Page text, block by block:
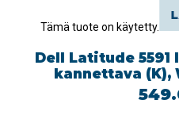
Tämä tuote on käytetty.
Dell Latitude 5591
kannettava (K),